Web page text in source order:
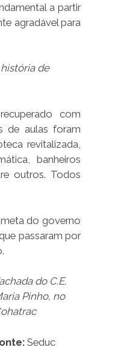
a partir
agradável para
de
com
de aulas foram
revitalizada,
banheiros
outros. Todos
do governo
passaram por
do C.E.
Pinho, no
Seduc